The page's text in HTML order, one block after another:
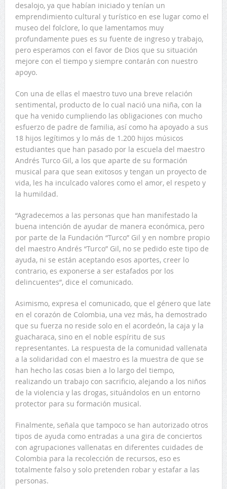
desalojo, ya que habían iniciado y tenían un
emprendimiento cultural y turístico en ese lugar como el
museo del folclore, lo que lamentamos muy
profundamente pues es su fuente de ingreso y trabajo,
pero esperamos con el favor de Dios que su situación
mejore con el tiempo y siempre contarán con nuestro
apoyo.
Con una de ellas el maestro tuvo una breve relación
sentimental, producto de lo cual nació una niña, con la
que ha venido cumpliendo las obligaciones con mucho
esfuerzo de padre de familia, así como ha apoyado a sus
18 hijos legítimos y lo más de 1.200 hijos músicos
estudiantes que han pasado por la escuela del maestro
Andrés Turco Gil, a los que aparte de su formación
musical para que sean exitosos y tengan un proyecto de
vida, les ha inculcado valores como el amor, el respeto y
la humildad.
“Agradecemos a las personas que han manifestado la
buena intención de ayudar de manera económica, pero
por parte de la Fundación “Turco” Gil y en nombre propio
del maestro Andrés “Turco” Gil, no se pedido este tipo de
ayuda, ni se están aceptando esos aportes, creer lo
contrario, es exponerse a ser estafados por los
delincuentes”, dice el comunicado.
Asimismo, expresa el comunicado, que el género que late
en el corazón de Colombia, una vez más, ha demostrado
que su fuerza no reside solo en el acordeón, la caja y la
guacharaca, sino en el noble espíritu de sus
representantes. La respuesta de la comunidad vallenata
a la solidaridad con el maestro es la muestra de que se
han hecho las cosas bien a lo largo del tiempo,
realizando un trabajo con sacrificio, alejando a los niños
de la violencia y las drogas, situándolos en un entorno
protector para su formación musical.
Finalmente, señala que tampoco se han autorizado otros
tipos de ayuda como entradas a una gira de conciertos
con agrupaciones vallenatas en diferentes cuidades de
Colombia para la recolección de recursos, eso es
totalmente falso y solo pretenden robar y estafar a las
personas.